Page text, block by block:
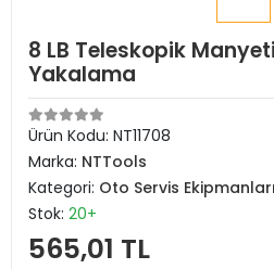
8 LB Teleskopik
Yakalama
Ürün Kodu: NT11708
Marka: NTTools
Kategori: Oto Servis Ekipmanları
Stok: 20+
565,01 TL